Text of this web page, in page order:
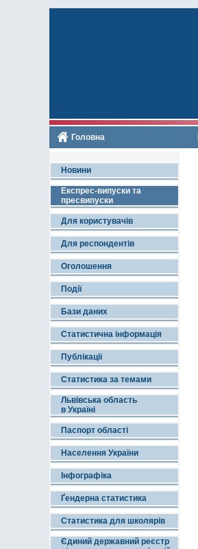
Головна
Новини
Експрес-випуски та
пресвипуски
Для користувачів
Для респондентів
Оголошення
Події
Бази даних
Статистична інформація
Публікації
Статистика за темами
Львівська область
в Україні
Паспорт області
Населення України
Інфографіка
Ґендерна статистика
Статистика для школярів
Єдиний державний реєстр